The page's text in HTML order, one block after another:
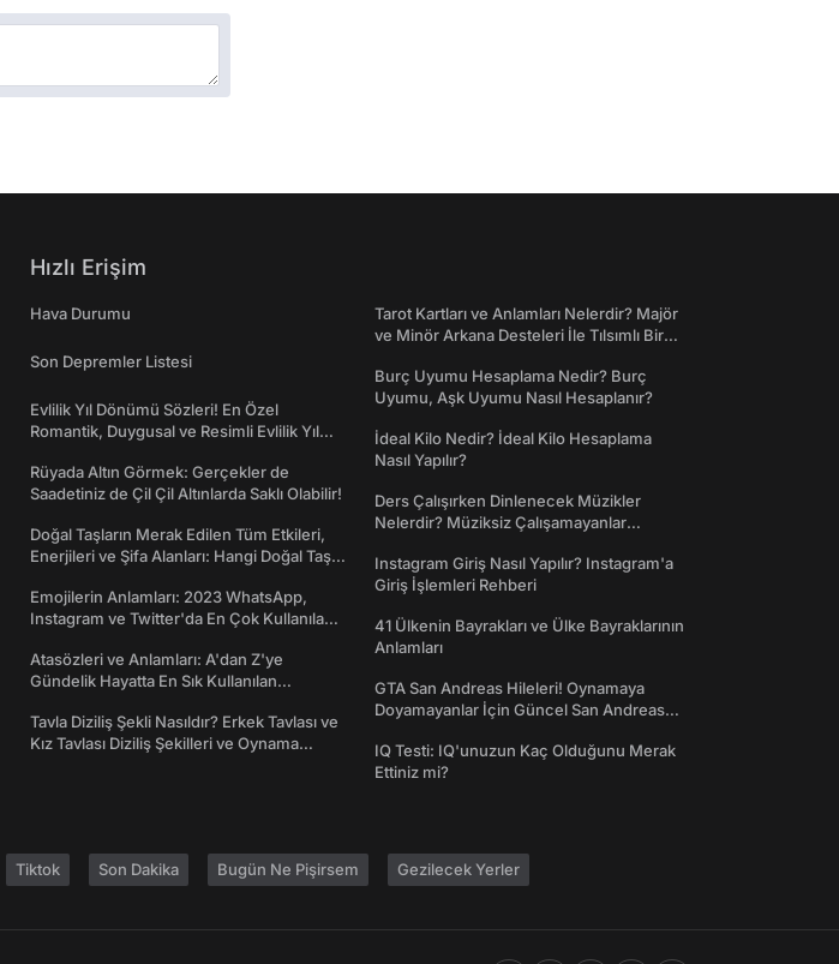
Hızlı Erişim
Hava Durumu
Son Depremler Listesi
Evlilik Yıl Dönümü Sözleri! En Özel
Romantik, Duygusal ve Resimli Evlilik Yıl
Rüyada Altın Görmek: Gerçekler de
Saadetiniz de Çil Çil Altınlarda Saklı Olabilir!
Doğal Taşların Merak Edilen Tüm Etkileri,
Enerjileri ve Şifa Alanları: Hangi Doğal Taş
Emojilerin Anlamları: 2023 WhatsApp,
Instagram ve Twitter'da En Çok Kullanılan
Atasözleri ve Anlamları: A'dan Z'ye
Gündelik Hayatta En Sık Kullanılan
Tavla Diziliş Şekli Nasıldır? Erkek Tavlası ve
Kız Tavlası Diziliş Şekilleri ve Oynama
Tarot Kartları ve Anlamları Nelerdir? Majör
ve Minör Arkana Desteleri İle Tılsımlı Bir
Burç Uyumu Hesaplama Nedir? Burç
Uyumu, Aşk Uyumu Nasıl Hesaplanır?
İdeal Kilo Nedir? İdeal Kilo Hesaplama
Nasıl Yapılır?
Ders Çalışırken Dinlenecek Müzikler
Nelerdir? Müziksiz Çalışamayanlar
Instagram Giriş Nasıl Yapılır? Instagram'a
Giriş İşlemleri Rehberi
41 Ülkenin Bayrakları ve Ülke Bayraklarının
Anlamları
GTA San Andreas Hileleri! Oynamaya
Doyamayanlar İçin Güncel San Andreas
IQ Testi: IQ'unuzun Kaç Olduğunu Merak
Ettiniz mi?
Tiktok Son Dakika Bugün Ne Pişirsem Gezilecek Yerler